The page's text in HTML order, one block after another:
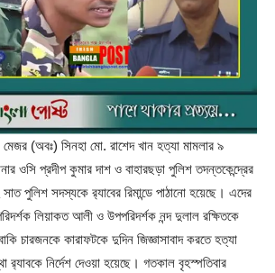
মেজর (অবঃ) সিনহা মো. রাশেদ খান হত্যা মামলার ৯
ওসি প্রদীপ কুমার দাশ ও বাহারছড়া পুলিশ তদন্তকেন্দ্রের
পুলিশ সদস্যকে র‌্যাবের রিমান্ডে পাঠানো হয়েছে। এদের
লিয়াকত আলী ও উপপরিদর্শক নন্দ দুলাল রক্ষিতকে
চারজনকে কারাফটকে দুদিন জিজ্ঞাসাবাদ করতে হত্যা
র‌্যাবকে নির্দেশ দেওয়া হয়েছে। গতকাল বৃহস্পতিবার